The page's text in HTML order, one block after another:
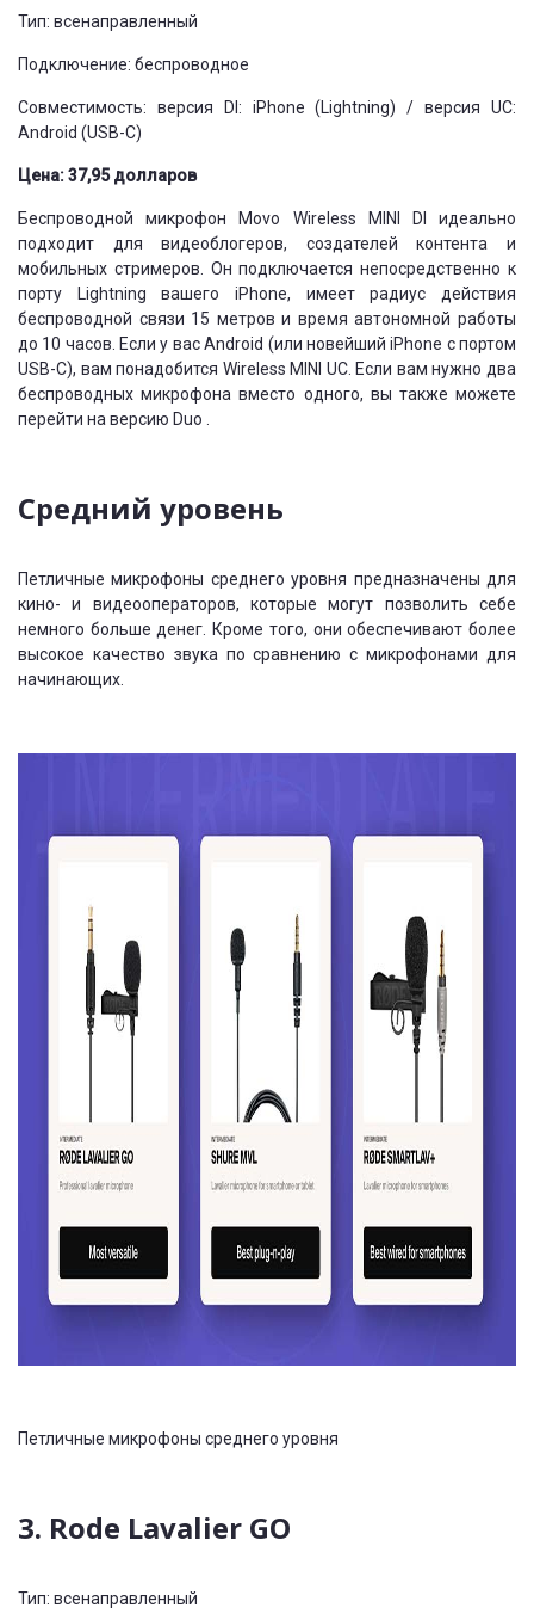
Тип: всенаправленный
Подключение: беспроводное
Совместимость: версия DI: iPhone (Lightning) / версия UC:
Android (USB-C)
Цена: 37,95 долларов
Беспроводной микрофон Movo Wireless MINI DI идеально
подходит для видеоблогеров, создателей контента и
мобильных стримеров. Он подключается непосредственно к
порту Lightning вашего iPhone, имеет радиус действия
беспроводной связи 15 метров и время автономной работы
до 10 часов. Если у вас Android (или новейший iPhone с портом
USB-C), вам понадобится Wireless MINI UC. Если вам нужно два
беспроводных микрофона вместо одного, вы также можете
перейти на версию Duo .
Средний уровень
Петличные микрофоны среднего уровня предназначены для
кино- и видеооператоров, которые могут позволить себе
немного больше денег. Кроме того, они обеспечивают более
высокое качество звука по сравнению с микрофонами для
начинающих.
Петличные микрофоны среднего уровня
3. Rode Lavalier GO
Тип: всенаправленный